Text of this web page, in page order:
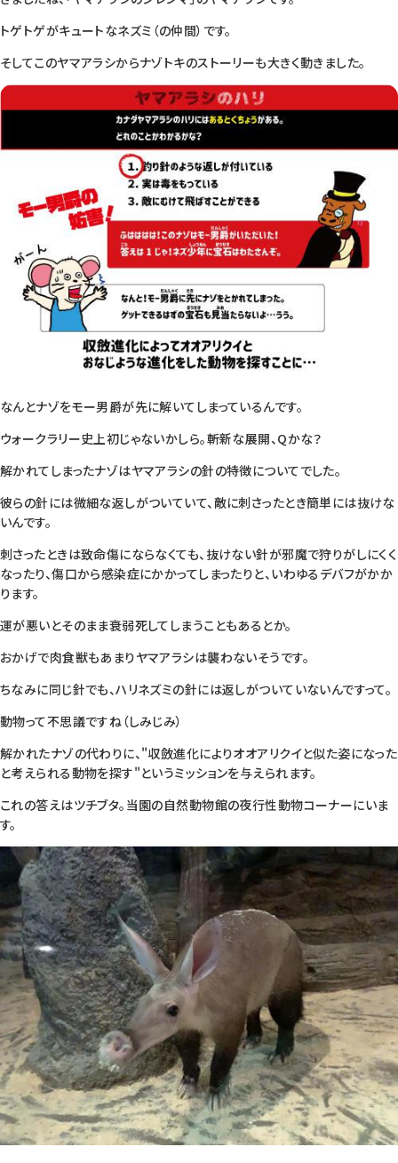
トゲトゲがキュートなネズミ（の仲間）です。
そしてこのヤマアラシからナゾトキのストーリーも大きく動きました。
なんとナゾをモー男爵が先に解いてしまっているんです。
ウォークラリー史上初じゃないかしら。斬新な展開、Qかな？
解かれてしまったナゾはヤマアラシの針の特徴についてでした。
彼らの針には微細な返しがついていて、敵に刺さったとき簡単には抜けな
いんです。
刺さったときは致命傷にならなくても、抜けない針が邪魔で狩りがしにくく
なったり、傷口から感染症にかかってしまったりと、いわゆるデバフがかか
ります。
運が悪いとそのまま衰弱死してしまうこともあるとか。
おかげで肉食獣もあまりヤマアラシは襲わないそうです。
ちなみに同じ針でも、ハリネズミの針には返しがついていないんですって。
動物って不思議ですね（しみじみ）
解かれたナゾの代わりに、"収斂進化によりオオアリクイと似た姿になった
と考えられる動物を探す"というミッションを与えられます。
これの答えはツチブタ。当園の自然動物館の夜行性動物コーナーにいま
す。